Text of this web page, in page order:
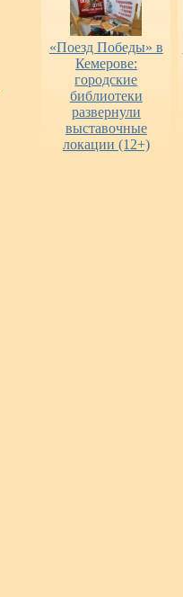
«Поезд Победы» в
Кемерове:
городские
библиотеки
развернули
выставочные
локации (12+)